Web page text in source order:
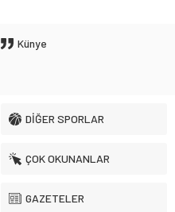
Künye
DİĞER SPORLAR
ÇOK OKUNANLAR
GAZETELER